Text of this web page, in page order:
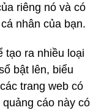
riêng nó và có
nhân của bạn.
tạo ra nhiều loại
bật lên, biểu
trang web có
cáo này có